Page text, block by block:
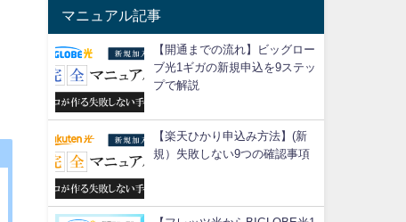
マニュアル記事
【開通までの流れ】ビッグロー
ブ光1ギガの新規申込を9ステッ
プで解説
【楽天ひかり申込み方法】(新
規）失敗しない9つの確認事項